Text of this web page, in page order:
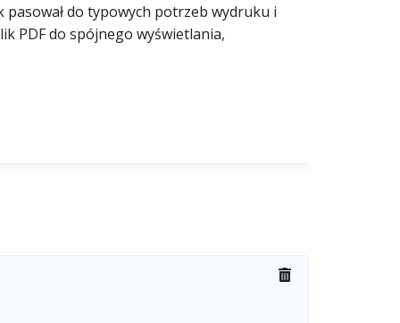
do typowych potrzeb wydruku i
PDF do spójnego wyświetlania,